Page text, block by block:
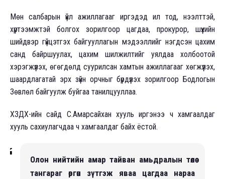
Мөн салбарын үйл ажиллагааг иргэдэд ил тод, нээлттэй,
хүртээмжтэй болгох зорилгоор цагдаа, прокурор, шүүхийн
шийдвэр гүйцэтгэх байгууллагын мэдээллийг нэгдсэн цахим
санд байршуулах, цахим шилжилтийг уялдаа холбоотой
хэрэгжүүлэх, өгөгдөлд суурилсан хамтын ажиллагааг хөгжүүлэх,
шаардлагатай эрх зүйн орчныг бүрдүүлэх зорилгоор Бодлогын
Зөвлөл байгуулж буйгаа танилцууллаа.
ХЗДХ-ийн сайд С.Амарсайхан хууль иргэнээ ч хамгаалдаг
хууль сахиулагчдаа ч хамгаалдаг байх ёстой.
Олон нийтийн амар тайван амьдралын төлөө
тангараг өргөн зүтгэж яваа цагдаа нараа